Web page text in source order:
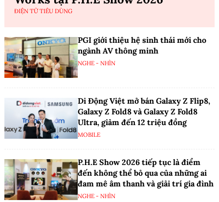
ĐIỆN TỬ TIÊU DÙNG
PGI giới thiệu hệ sinh thái mới cho
ngành AV thông minh
NGHE - NHÌN
Di Động Việt mở bán Galaxy Z Flip8,
Galaxy Z Fold8 và Galaxy Z Fold8
Ultra, giảm đến 12 triệu đồng
MOBILE
P.H.E Show 2026 tiếp tục là điểm
đến không thể bỏ qua của những ai
đam mê âm thanh và giải trí gia đình
NGHE - NHÌN